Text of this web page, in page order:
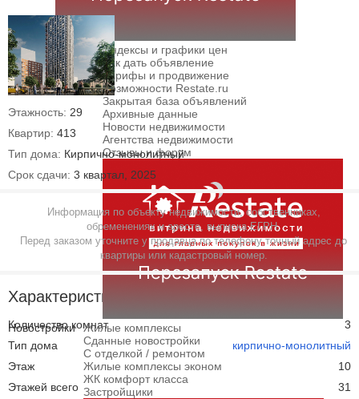
Риэлтору /
Сервисы
Индексы и графики цен
Как дать объявление
Тарифы и продвижение
Возможности Restate.ru
Закрытая база объявлений
Архивные данные
Новости недвижимости
Агентства недвижимости
Отзывы и форум
Новостройки
Жилые комплексы
Сданные новостройки
С отделкой / ремонтом
Жилые комплексы эконом
ЖК комфорт класса
Застройщики
Этажность: 29
Квартир: 413
Тип дома: Кирпично-монолитный
Срок сдачи: 3 квартал, 2025
Информация по объекту недвижимости, собственниках,
обременениях и аресте, выписка ЕГРН.
Перед заказом уточните у продавца по телефону точный адрес до
квартиры или кадастровый номер.
Характеристики
Количество комнат
3
Тип дома
кирпично-монолитный
Этаж
10
Этажей всего
31